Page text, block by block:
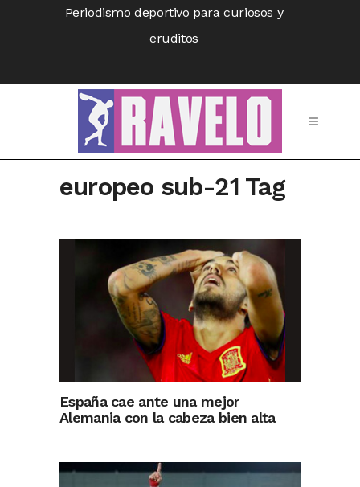
Periodismo deportivo para curiosos y
eruditos
europeo sub-21 Tag
España cae ante una mejor
Alemania con la cabeza bien alta